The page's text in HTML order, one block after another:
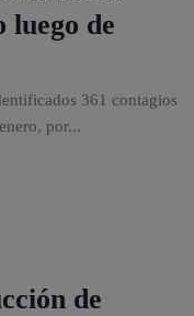
luego de
361 contagios
por...
de